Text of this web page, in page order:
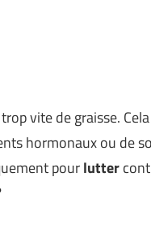
vite de graisse.
hormonaux ou de
pourlutter